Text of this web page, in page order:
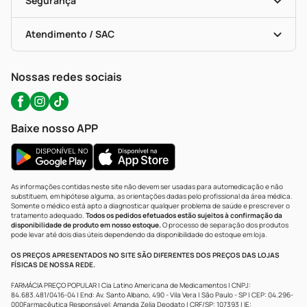
Troca E Devolução
Bulas De A A Z
Políticas De Marketplace
Testes Rápidos
Autoteste Covid-19
Certificado De Segurança
Portal Da Privacidade
Atendimento / SAC
WhatsApp (47) 9202-1687
Nossas redes sociais
Baixe nosso APP
As informações contidas neste site não devem ser usadas para automedicação e não
substituem, em hipótese alguma, as orientações dadas pelo profissional da área médica.
Somente o médico está apto a diagnosticar qualquer problema de saúde e prescrever o
tratamento adequado. Todos os pedidos efetuados estão sujeitos à confirmação da
disponibilidade de produto em nosso estoque.O processo de separação dos produtos
pode levar até dois dias úteis dependendo da disponibilidade do estoque em loja.
OS PREÇOS APRESENTADOS NO SITE SÃO DIFERENTES DOS PREÇOS DAS LOJAS
FÍSICAS DE NOSSA REDE.
FARMÁCIA PREÇO POPULAR | Cia Latino Americana de Medicamentos | CNPJ:
84.683.481/0416-04 | End: Av. Santo Albano, 490 - Vila Vera | São Paulo - SP | CEP: 04.296-
000Farmacêutica Responsável: Amanda Zelia Deodato | CRF/SP: 107393 | IE: